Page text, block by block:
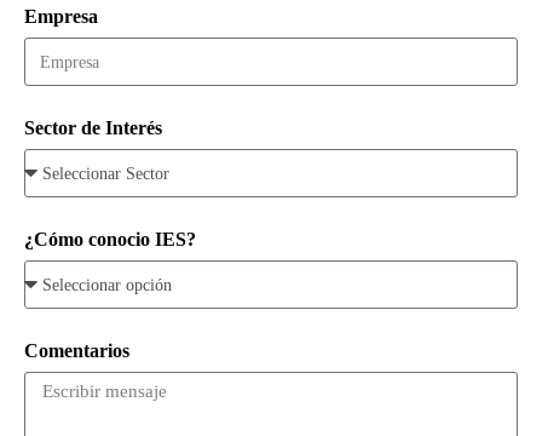
Empresa
Sector de Interés
¿Cómo conocio IES?
Comentarios